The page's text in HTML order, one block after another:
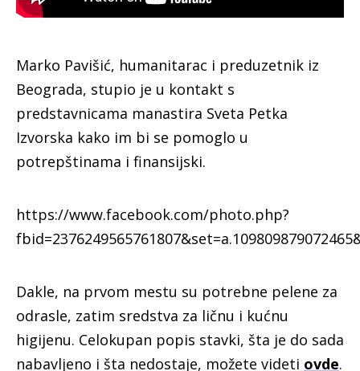
Marko Pavišić, humanitarac i preduzetnik iz
Beograda, stupio je u kontakt s
predstavnicama manastira Sveta Petka
Izvorska kako im bi se pomoglo u
potrepštinama i finansijski.
https://www.facebook.com/photo.php?
Dakle, na prvom mestu su potrebne pelene za
odrasle, zatim sredstva za ličnu i kućnu
higijenu. Celokupan popis stavki, šta je do sada
nabavljeno i šta nedostaje, možete videti ovde.